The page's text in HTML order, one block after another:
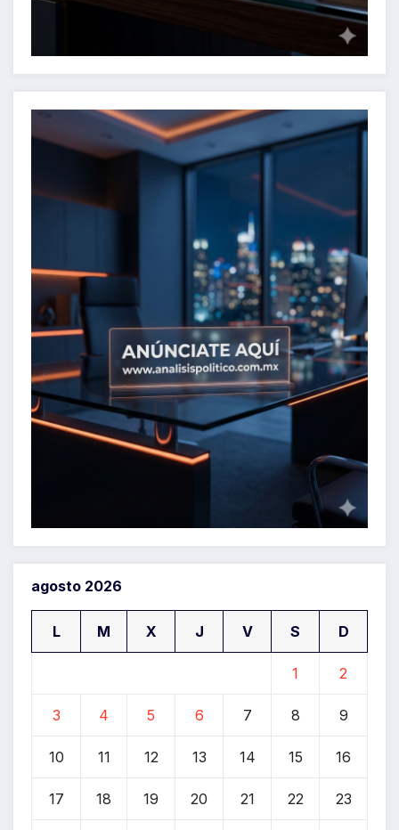
agosto 2026
L M X J V S D
1 2
3 4 5 6 7 8 9
10 11 12 13 14 15 16
17 18 19 20 21 22 23